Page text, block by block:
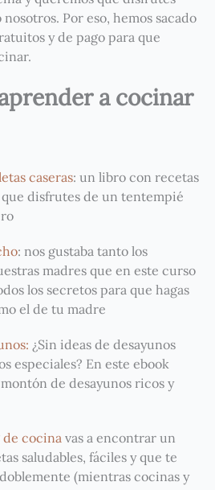
Por eso, hemos sacado
y de pago para que
a cocinar
caseras: un libro con recetas
que disfrutes de un tentempié
: nos gustaba tanto los
madres que en este curso
los secretos para que hagas
el de tu madre
¿Sin ideas de desayunos
especiales? En este ebook
de desayunos ricos y
de cocina vas a encontrar un
saludables, fáciles y que te
(mientras cocinas y